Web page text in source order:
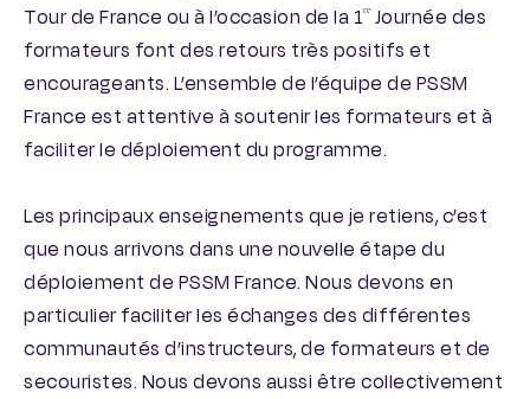
Tour de France ou à l’occasion de la 1ʳᵉ Journée des
formateurs font des retours très positifs et
encourageants. L’ensemble de l’équipe de PSSM
France est attentive à soutenir les formateurs et à
faciliter le déploiement du programme.
Les principaux enseignements que je retiens, c’est
que nous arrivons dans une nouvelle étape du
déploiement de PSSM France. Nous devons en
particulier faciliter les échanges des différentes
communautés d’instructeurs, de formateurs et de
secouristes. Nous devons aussi être collectivement